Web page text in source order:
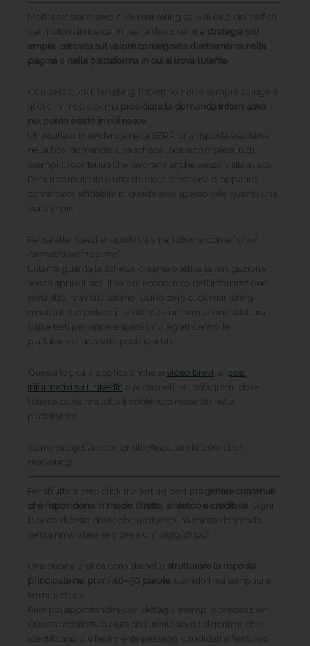
Molti associano zero click marketing solo al calo del traffico
dai motori di ricerca. In realtà descrive una strategia più
ampia centrata sul valore consegnato direttamente nella
pagina o nella piattaforma in cui si trova l’utente
Con zero click marketing, l’obiettivo non è sempre spingere
al clic immediato, ma presidiare la domanda informativa
nel punto esatto in cui nasce
Un risultato in evidenza nella SERP, una risposta esaustiva
nella box domande, una scheda locale completa: tutti
esempi di contenuti che lavorano anche senza visita al sito.
Per un consulente o uno studio professionale, apparire
come fonte affidabile in queste aree spesso vale quanto una
visita in più.
Pensa alle ricerche rapide da smartphone, come “ orari
farmacia vicino a me
L’utente guarda la scheda, chiama o attiva la navigazione,
senza aprire il sito. Il valore economico dell’informazione
resta alto, ma i clic calano. Qui lo zero click marketing
mostra il suo potenziale: ottimizzi informazioni, struttura
dati e testi per vincere spazi privilegiati dentro le
piattaforme, non solo posizioni blu.
Questa logica si applica anche ai video brevi , ai post
informativi su LinkedIn o ai caroselli su Instagram, dove
l’utente consuma tutto il contenuto restando nella
piattaforma.
Come progettare contenuti efficaci per lo zero click
marketing
Per sfruttare zero click marketing devi progettare contenuti
che rispondono in modo diretto sintetico e credibile . Ogni
blocco di testo dovrebbe risolvere una micro domanda,
senza rimandare sempre a un “
Una buona pratica consiste nello strutturare la risposta
principale nei primi 40–50 parole , usando frasi semplici e
termini chiari.
Puoi poi approfondire con dettagli, esempi e precisazioni.
Questa architettura aiuta sia l’utente sia gli algoritmi, che
identificano più facilmente passaggi candidati a featured